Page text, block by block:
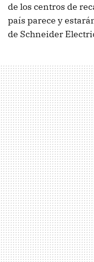
de los centros de
país parece y
de Schneider